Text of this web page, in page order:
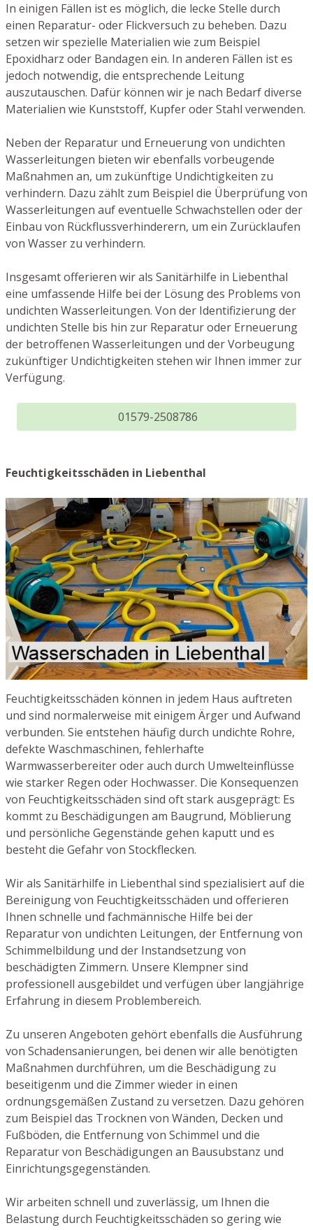
In einigen Fällen ist es möglich, die lecke Stelle durch
einen Reparatur- oder Flickversuch zu beheben. Dazu
setzen wir spezielle Materialien wie zum Beispiel
Epoxidharz oder Bandagen ein. In anderen Fällen ist es
jedoch notwendig, die entsprechende Leitung
auszutauschen. Dafür können wir je nach Bedarf diverse
Materialien wie Kunststoff, Kupfer oder Stahl verwenden.
Neben der Reparatur und Erneuerung von undichten
Wasserleitungen bieten wir ebenfalls vorbeugende
Maßnahmen an, um zukünftige Undichtigkeiten zu
verhindern. Dazu zählt zum Beispiel die Überprüfung von
Wasserleitungen auf eventuelle Schwachstellen oder der
Einbau von Rückflussverhinderern, um ein Zurücklaufen
von Wasser zu verhindern.
Insgesamt offerieren wir als Sanitärhilfe in Liebenthal
eine umfassende Hilfe bei der Lösung des Problems von
undichten Wasserleitungen. Von der Identifizierung der
undichten Stelle bis hin zur Reparatur oder Erneuerung
der betroffenen Wasserleitungen und der Vorbeugung
zukünftiger Undichtigkeiten stehen wir Ihnen immer zur
Verfügung.
01579-2508786
Feuchtigkeitsschäden in Liebenthal
Feuchtigkeitsschäden können in jedem Haus auftreten
und sind normalerweise mit einigem Ärger und Aufwand
verbunden. Sie entstehen häufig durch undichte Rohre,
defekte Waschmaschinen, fehlerhafte
Warmwasserbereiter oder auch durch Umwelteinflüsse
wie starker Regen oder Hochwasser. Die Konsequenzen
von Feuchtigkeitsschäden sind oft stark ausgeprägt: Es
kommt zu Beschädigungen am Baugrund, Möblierung
und persönliche Gegenstände gehen kaputt und es
besteht die Gefahr von Stockflecken.
Wir als Sanitärhilfe in Liebenthal sind spezialisiert auf die
Bereinigung von Feuchtigkeitsschäden und offerieren
Ihnen schnelle und fachmännische Hilfe bei der
Reparatur von undichten Leitungen, der Entfernung von
Schimmelbildung und der Instandsetzung von
beschädigten Zimmern. Unsere Klempner sind
professionell ausgebildet und verfügen über langjährige
Erfahrung in diesem Problembereich.
Zu unseren Angeboten gehört ebenfalls die Ausführung
von Schadensanierungen, bei denen wir alle benötigten
Maßnahmen durchführen, um die Beschädigung zu
beseitigenm und die Zimmer wieder in einen
ordnungsgemäßen Zustand zu versetzen. Dazu gehören
zum Beispiel das Trocknen von Wänden, Decken und
Fußböden, die Entfernung von Schimmel und die
Reparatur von Beschädigungen an Bausubstanz und
Einrichtungsgegenständen.
Wir arbeiten schnell und zuverlässig, um Ihnen die
Belastung durch Feuchtigkeitsschäden so gering wie